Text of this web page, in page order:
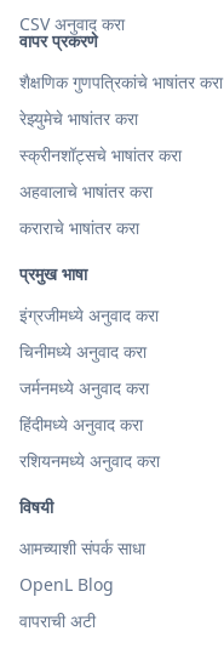
वापर प्रकरणे
शैक्षणिक गुणपत्रिकांचे भाषांतर करा
रेझ्युमेचे भाषांतर करा
स्क्रीनशॉट्सचे भाषांतर करा
अहवालाचे भाषांतर करा
कराराचे भाषांतर करा
प्रमुख भाषा
इंग्रजीमध्ये अनुवाद करा
चिनीमध्ये अनुवाद करा
जर्मनमध्ये अनुवाद करा
हिंदीमध्ये अनुवाद करा
रशियनमध्ये अनुवाद करा
CSV अनुवाद करा
विषयी
आमच्याशी संपर्क साधा
OpenL Blog
वापराची अटी